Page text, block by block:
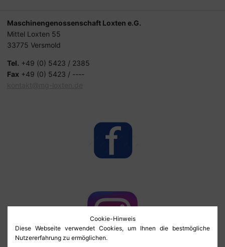
Maschinengenossenschaft Loxten e.G.
Mittel Loxten 55
33775 Versmold
Tel. +49 (0) 5423 / 2385
Fax +49 (0) 5423 / ----
Cookie-Hinweis
Diese Webseite verwendet Cookies, um Ihnen die bestmögliche
Nutzererfahrung zu ermöglichen.